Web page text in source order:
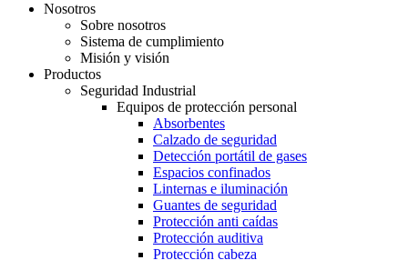
Nosotros
Sobre nosotros
Sistema de cumplimiento
Misión y visión
Productos
Seguridad Industrial
Equipos de protección personal
Absorbentes
Calzado de seguridad
Detección portátil de gases
Espacios confinados
Linternas e iluminación
Guantes de seguridad
Protección anti caídas
Protección auditiva
Protección cabeza